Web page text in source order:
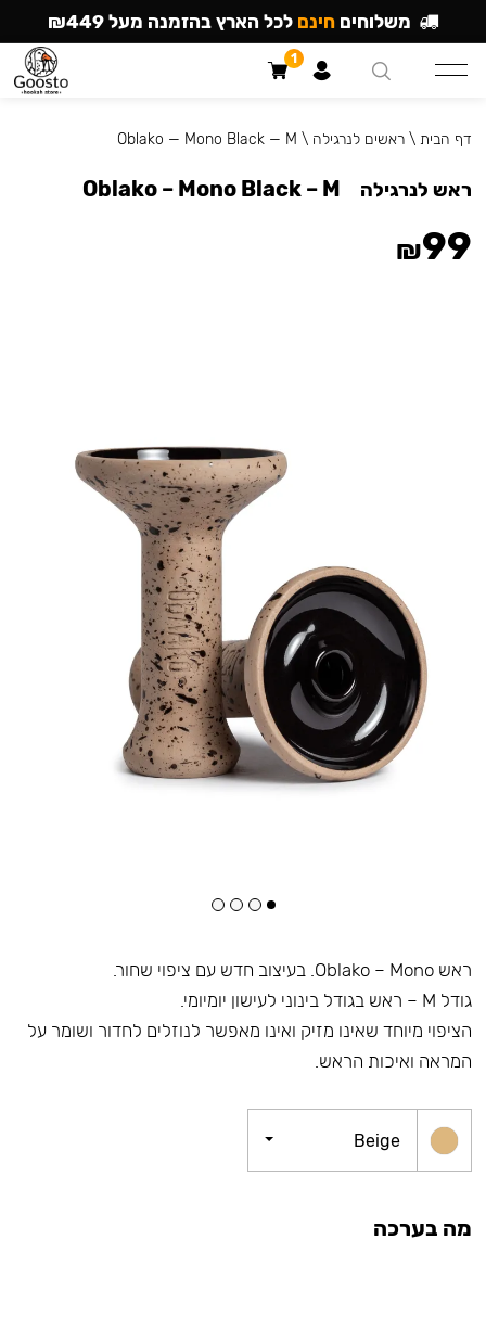
ראש Oblako – Mono. בעיצוב חדש עם ציפוי שחור.
גודל M – ראש בגודל בינוני לעישון יומיומי.
הציפוי מיוחד שאינו מזיק ואינו מאפשר לנוזלים לחדור ושומר על
המראה ואיכות הראש.
Beige
מה בערכה
דף הבית \ראשים לנרגילה \
Oblako — Mono Black — M
ראש לנרגילה Oblako – Mono Black – M
₪99
משלוחים חינם לכל הארץ בהזמנה מעל ₪449
1